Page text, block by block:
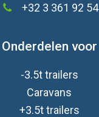
+32 3 361 92 54
Onderdelen voor
-3.5t trailers
Caravans
+3.5t trailers